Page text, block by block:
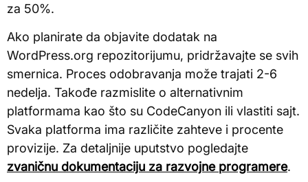
za 50%.
Ako planirate da objavite dodatak na
WordPress.org repozitorijumu, pridržavajte se svih
smernica. Proces odobravanja može trajati 2-6
nedelja. Takođe razmislite o alternativnim
platformama kao što su CodeCanyon ili vlastiti sajt.
Svaka platforma ima različite zahteve i procente
provizije. Za detaljnije uputstvo pogledajte
zvaničnu dokumentaciju za razvojne programere.